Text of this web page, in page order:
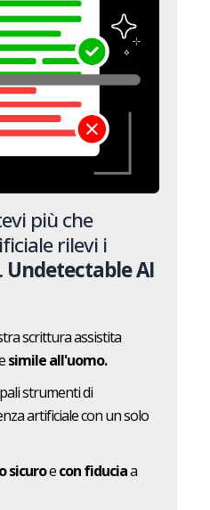
più che
rilevi i
Undetectable AI
scrittura assistita
simile all'uomo.
strumenti di
artificiale con un solo
sicuroecon fiduciaa